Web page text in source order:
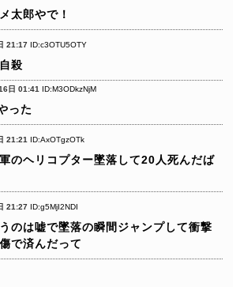
太郎やで！
21:17 ID:c3OTU5OTY
殺
日 01:41 ID:M3ODkzNjM
った
21:21 ID:AxOTgzOTk
のヘリコプター墜落して20人死んだば
21:27 ID:g5MjI2NDI
のは嘘で墜落の瞬間ジャンプして衝撃
で済んだって